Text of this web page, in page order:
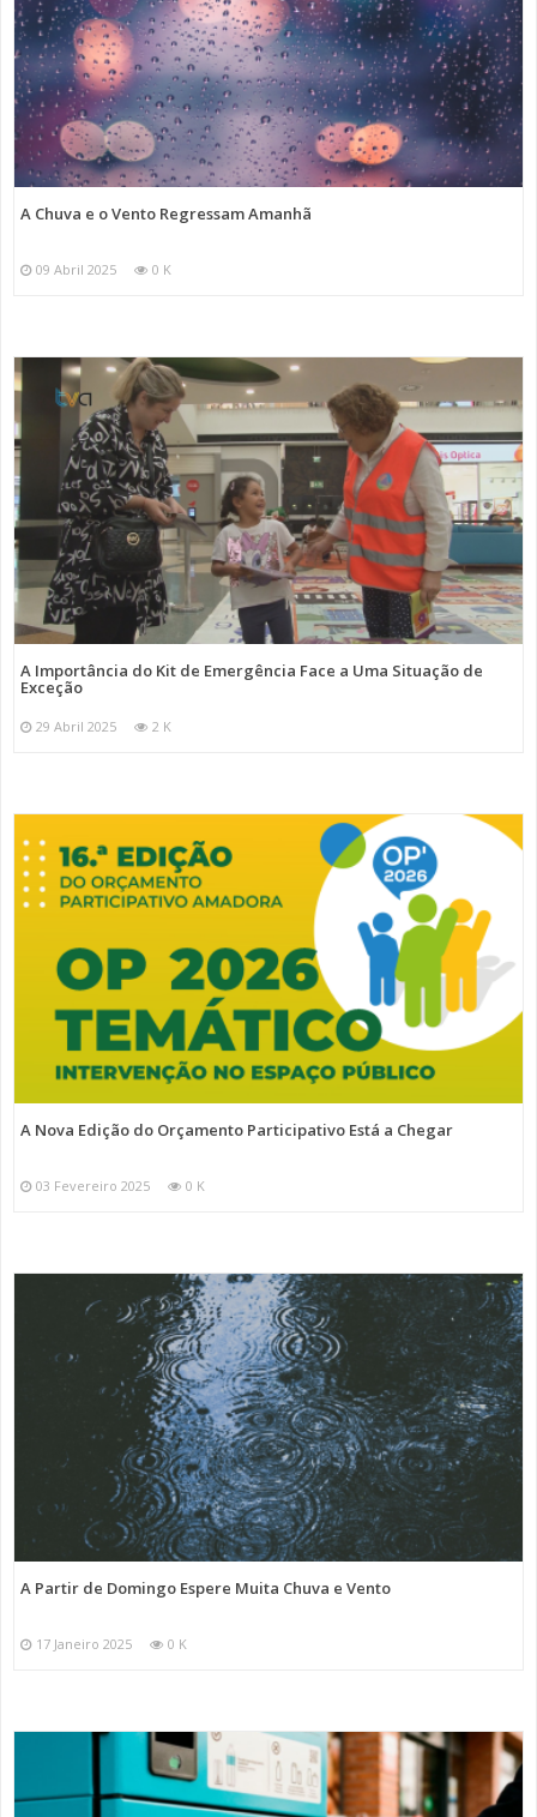
A Chuva e o Vento Regressam Amanhã
09 Abril 2025 0 K
A Importância do Kit de Emergência Face a Uma Situação de
Exceção
29 Abril 2025 2 K
A Nova Edição do Orçamento Participativo Está a Chegar
03 Fevereiro 2025 0 K
A Partir de Domingo Espere Muita Chuva e Vento
17 Janeiro 2025 0 K